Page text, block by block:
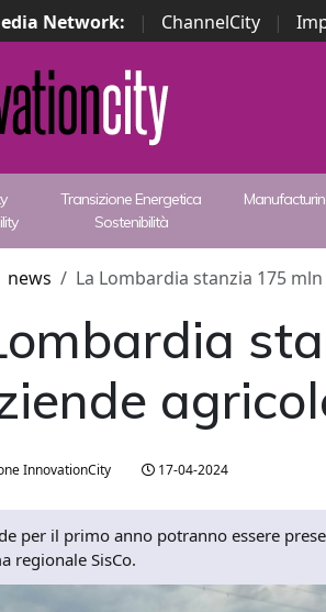
Network: | ChannelCity |
Transizione Energetica
Sostenibilità
news La Lombardia stanzia 175
InnovationCity 17-04-2024
per il primo anno potranno essere
regionale SisCo.